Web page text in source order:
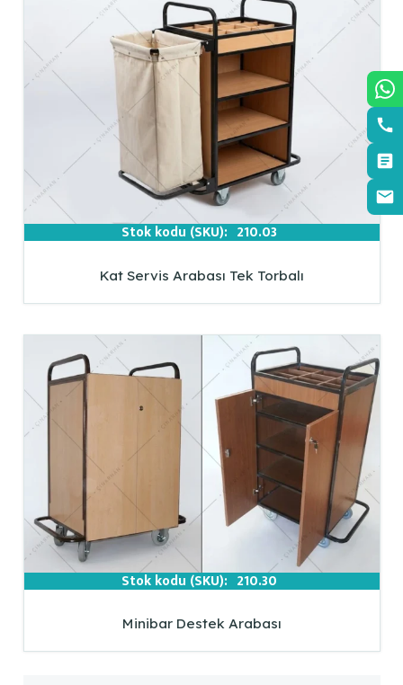
Stok kodu (SKU): 210.03
Kat Servis Arabası Tek Torbalı
Stok kodu (SKU): 210.30
Minibar Destek Arabası